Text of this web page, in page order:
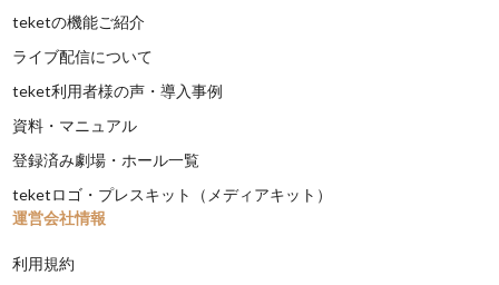
teketの機能ご紹介
ライブ配信について
teket利用者様の声・導入事例
資料・マニュアル
登録済み劇場・ホール一覧
teketロゴ・プレスキット（メディアキット）
運営会社情報
利用規約